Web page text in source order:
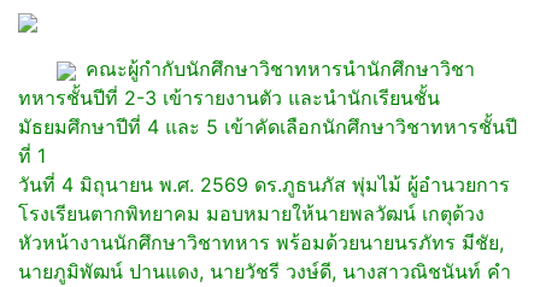
คณะผู้กำกับนักศึกษาวิชาทหารนำนักศึกษาวิชา
ทหารชั้นปีที่ 2-3 เข้ารายงานตัว และนำนักเรียนชั้น
มัธยมศึกษาปีที่ 4 และ 5 เข้าคัดเลือกนักศึกษาวิชาทหารชั้นปี
ที่ 1
วันที่ 4 มิถุนายน พ.ศ. 2569 ดร.ภูธนภัส พุ่มไม้ ผู้อำนวยการ
โรงเรียนตากพิทยาคม มอบหมายให้นายพลวัฒน์ เกตุด้วง
หัวหน้างานนักศึกษาวิชาทหาร พร้อมด้วยนายนรภัทร มีชัย,
นายภูมิพัฒน์ ปานแดง, นายวัชรี วงษ์ดี, นางสาวณิชนันท์ คำ